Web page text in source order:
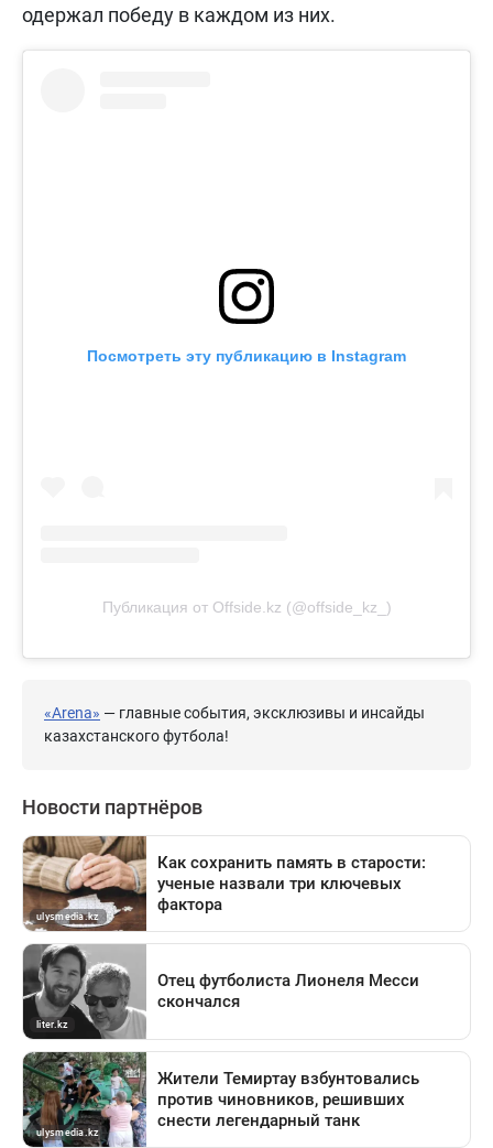
одержал победу в каждом из них.
Посмотреть эту публикацию в Instagram
Публикация от Offside.kz (@offside_kz_)
«Arena» — главные события, эксклюзивы и инсайды
казахстанского футбола!